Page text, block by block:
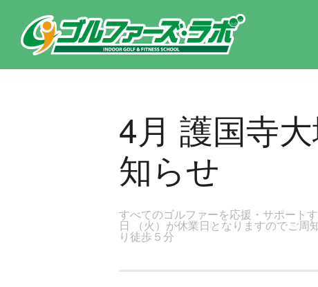
東京都新宿区・文京区ゴルフレッスンのゴルファーズ・ラボ » 4月 護国寺大塚店レッスンスケジュールのお知らせのページで
4月 護国寺
知らせ
すべてのゴルファーを応援・サポート
日 （火）が休業日となりますのでご
り徒歩５分